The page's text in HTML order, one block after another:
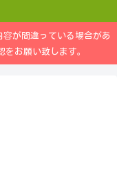
が間違っている場合があ
お願い致します。